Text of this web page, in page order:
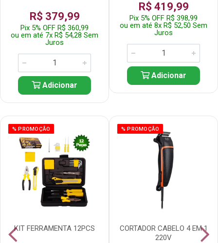
R$ 379,99
Pix 5% OFF R$ 360,99
ou em até 7x R$ 54,28 Sem
Juros
Adicionar
R$ 419,99
Pix 5% OFF R$ 398,99
ou em até 8x R$ 52,50 Sem
Juros
Adicionar
% PROMOÇÃO
KIT FERRAMENTA 12PCS
% PROMOÇÃO
CORTADOR CABELO 4 EM 1
220V